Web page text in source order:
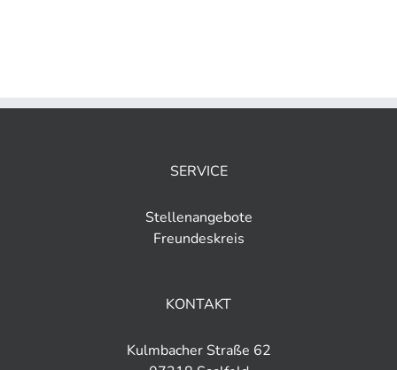
SERVICE
Stellenangebote
Freundeskreis
KONTAKT
Kulmbacher Straße 62